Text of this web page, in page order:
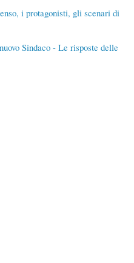
i protagonisti, gli scenari di
Sindaco - Le risposte delle